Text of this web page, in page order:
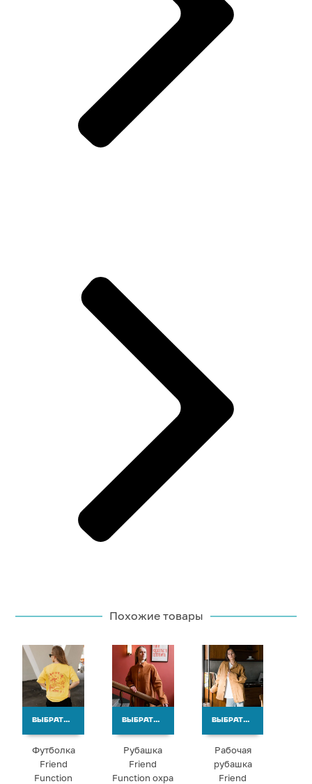
Похожие товары
ВЫБРАТЬ ВАРИАНТЫ
Футболка
Friend
Function
ВЫБРАТЬ ВАРИАНТЫ
Рубашка
Friend
Function охра
ВЫБРАТЬ ВАРИАНТЫ
Рабочая
рубашка
Friend